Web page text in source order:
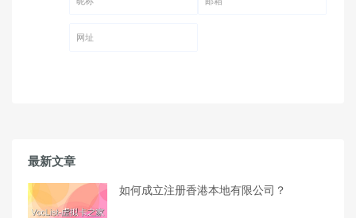
最新文章
如何成立注册香港本地有限公司？